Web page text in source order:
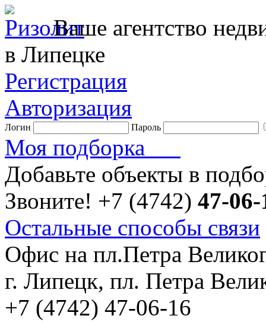
Ваше агентство
в Липецке
Регистрация
Авторизация
Логин Пароль
Моя подборка
Добавьте объекты в
Звоните! +7 (4742) 47-06-
Остальные способы связи
Офис на пл.Петра
г. Липецк, пл. Петра
+7 (4742) 47-06-16